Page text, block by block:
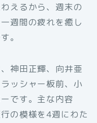
えるから、週末の
週間の疲れを癒し
。
神田正輝、向井亜
ッシャー板前、小
です。主な内容
の模様を4週にわた